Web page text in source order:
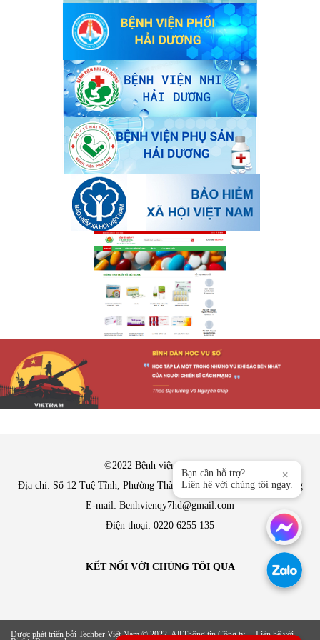
©2022 Bệnh viện Quân y 7
Địa chỉ: Số 12 Tuệ Tĩnh, Phường Thành Đông, Thành phố Hải Phòng
E-mail: Benhvienqy7hd@gmail.com
Điện thoại: 0220 6255 135
KẾT NỐI VỚI CHÚNG TÔI QUA
Được phát triển bởi Techber Việt Nam © 2022. AllThông tin Công ty Liên hệ với
Bạn cần hỗ trợ?
Liên hệ với chúng tôi ngay.
×